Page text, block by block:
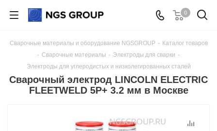
0
Сварочные материалы и оборудование NGSGROUP - Каталог товаров
- Сварочные материалы - Электроды для сварки -
Электроды для углеродистых и низколегированных сталей
Сварочный электрод LINCOLN ELECTRIC
FLEETWELD 5P+ 3.2 мм в Москве